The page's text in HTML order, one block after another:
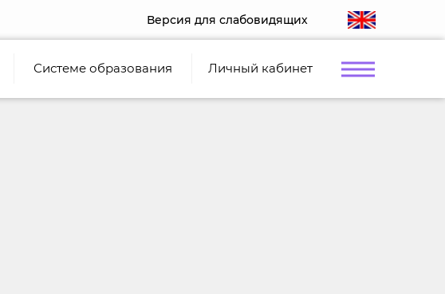
Версия для слабовидящих
Системе образования Личный кабинет